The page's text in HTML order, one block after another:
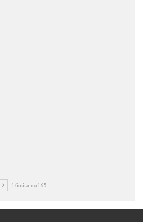
1 бойынша165